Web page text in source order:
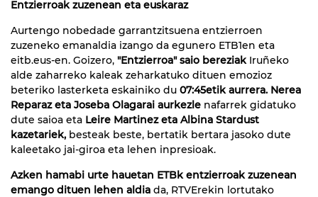
Entzierroak zuzenean eta euskaraz
Aurtengo nobedade garrantzitsuena entzierroen
zuzeneko emanaldia izango da egunero ETB1en eta
eitb.eus-en. Goizero, "Entzierroa" saio bereziak Iruñeko
alde zaharreko kaleak zeharkatuko dituen emozioz
beteriko lasterketa eskainiko du 07:45etik aurrera. Nerea
Reparaz eta Joseba Olagarai aurkezle nafarrek gidatuko
dute saioa eta Leire Martinez eta Albina Stardust
kazetariek, besteak beste, bertatik bertara jasoko dute
kaleetako jai-giroa eta lehen inpresioak.
Azken hamabi urte hauetan ETBk entzierroak zuzenean
emango dituen lehen aldia da, RTVErekin lortutako